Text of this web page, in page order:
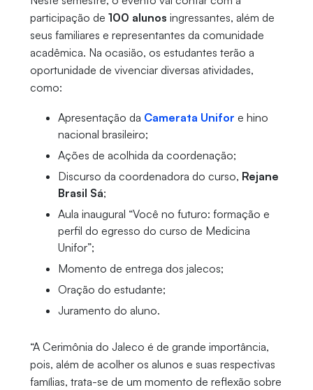
participação de 100 alunos ingressantes, além de
seus familiares e representantes da comunidade
acadêmica. Na ocasião, os estudantes terão a
oportunidade de vivenciar diversas atividades,
como:
Apresentação da Camerata Unifor e hino
nacional brasileiro;
Ações de acolhida da coordenação;
Discurso da coordenadora do curso, Rejane
Brasil Sá;
Aula inaugural “Você no futuro: formação e
perfil do egresso do curso de Medicina
Unifor”;
Momento de entrega dos jalecos;
Oração do estudante;
Juramento do aluno.
“A Cerimônia do Jaleco é de grande importância,
pois, além de acolher os alunos e suas respectivas
famílias, trata-se de um momento de reflexão sobre